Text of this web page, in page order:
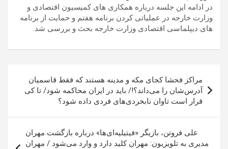
در ادامه این جلسه درباره همکاری های کمیسیون اقتصادی و
وزارت خارجه در عملیاتی کردن برنامه هفتم و حمایت از برنامه
های دیپلماسی اقتصادی وزارت خارجه بحث و بررسی شد.
نوشته
مراکز فحشا کجای مکه و مدینه هستند که فقط قاسمیان
آدرس‌شان را می‌داند؟!/ باید در ایران محاکمه شود/ تا کی
قرار است تاوان نابخردی‌های فردی داده شود؟
علی فروتن، بازیگر «فیتیلیه‌ای‌ها» درباره بازگشت مهران
مدیری به تلویزیون: مهران کلید دارد و وارد می‌شود / مهران